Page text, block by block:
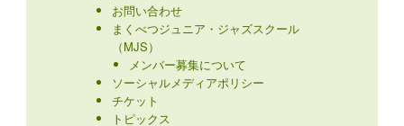
お問い合わせ
まくべつジュニア・ジャズスクール
（MJS）
メンバー募集について
ソーシャルメディアポリシー
チケット
トピックス